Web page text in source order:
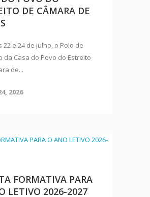
DE CÂMARA DE
22 e 24 de julho, o Polo de
da Casa do Povo do Estreito
de...
2026
FORMATIVA PARA
LETIVO 2026-2027